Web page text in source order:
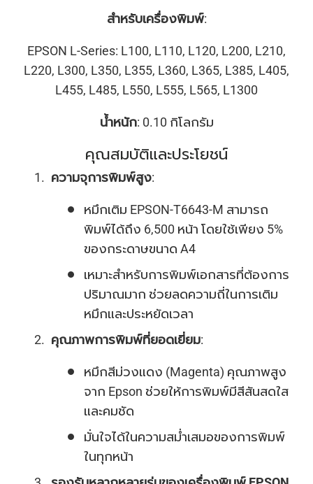
สำหรับเครื่องพิมพ์:
EPSON L-Series: L100, L110, L120, L200, L210,
L220, L300, L350, L355, L360, L365, L385, L405,
L455, L485, L550, L555, L565, L1300
น้ำหนัก: 0.10 กิโลกรัม
คุณสมบัติและประโยชน์
ความจุการพิมพ์สูง:
หมึกเติม EPSON-T6643-M สามารถ
พิมพ์ได้ถึง 6,500 หน้า โดยใช้เพียง 5%
ของกระดาษขนาด A4
เหมาะสำหรับการพิมพ์เอกสารที่ต้องการ
ปริมาณมาก ช่วยลดความถี่ในการเติม
หมึกและประหยัดเวลา
คุณภาพการพิมพ์ที่ยอดเยี่ยม:
หมึกสีม่วงแดง (Magenta) คุณภาพสูง
จาก Epson ช่วยให้การพิมพ์มีสีสันสดใส
และคมชัด
มั่นใจได้ในความสม่ำเสมอของการพิมพ์
ในทุกหน้า